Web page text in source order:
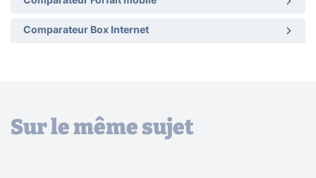
Comparateur Box Internet
Sur le même sujet